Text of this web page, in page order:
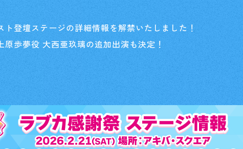
ホーム
Rule/
ルール/Q&A
ト登壇ステージの詳細情報を解禁いたしました！
原歩夢役 大西亜玖璃の追加出演も決定！